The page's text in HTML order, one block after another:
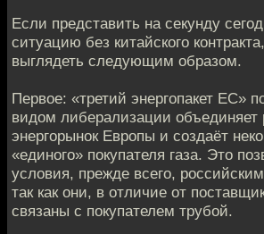
Если представить на секунду
ситуацию без китайского
выглядеть следующим образом.
Первое: «третий энергопакет ЕС»
видом либерализации
энергорынок Европы и создаёт
«единого» покупателя газа. Это
условия, прежде всего,
так как они, в отличие от
связаны с покупателем трубой.